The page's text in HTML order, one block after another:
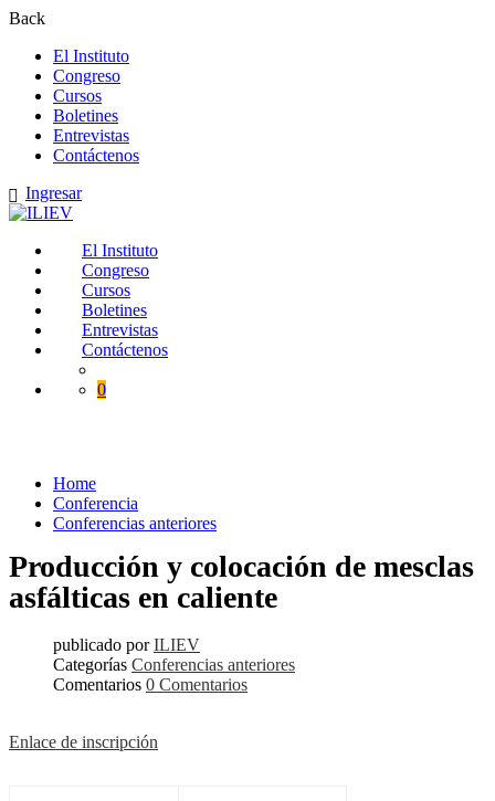
Back
El Instituto
Congreso
Cursos
Boletines
Entrevistas
Contáctenos
Ingresar
El Instituto
Congreso
Cursos
Boletines
Entrevistas
Contáctenos
0
Home
Conferencia
Conferencias anteriores
Producción y colocación de mesclas
asfálticas en caliente
publicado por ILIEV
Categorías Conferencias anteriores
Comentarios 0 Comentarios
Enlace de inscripción